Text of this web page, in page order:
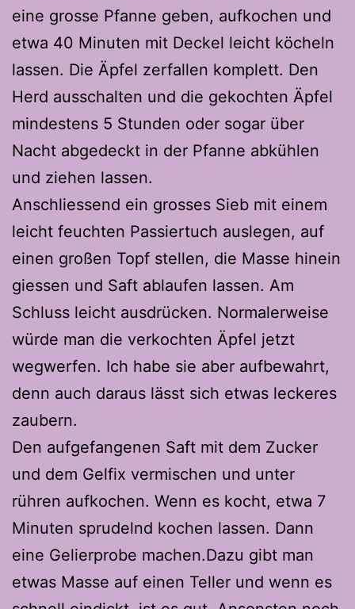
eine grosse Pfanne geben, aufkochen und
etwa 40 Minuten mit Deckel leicht köcheln
lassen. Die Äpfel zerfallen komplett. Den
Herd ausschalten und die gekochten Äpfel
mindestens 5 Stunden oder sogar über
Nacht abgedeckt in der Pfanne abkühlen
und ziehen lassen.
Anschliessend ein grosses Sieb mit einem
leicht feuchten Passiertuch auslegen, auf
einen großen Topf stellen, die Masse hinein
giessen und Saft ablaufen lassen. Am
Schluss leicht ausdrücken. Normalerweise
würde man die verkochten Äpfel jetzt
wegwerfen. Ich habe sie aber aufbewahrt,
denn auch daraus lässt sich etwas leckeres
zaubern.
Den aufgefangenen Saft mit dem Zucker
und dem Gelfix vermischen und unter
rühren aufkochen. Wenn es kocht, etwa 7
Minuten sprudelnd kochen lassen. Dann
eine Gelierprobe machen.Dazu gibt man
etwas Masse auf einen Teller und wenn es